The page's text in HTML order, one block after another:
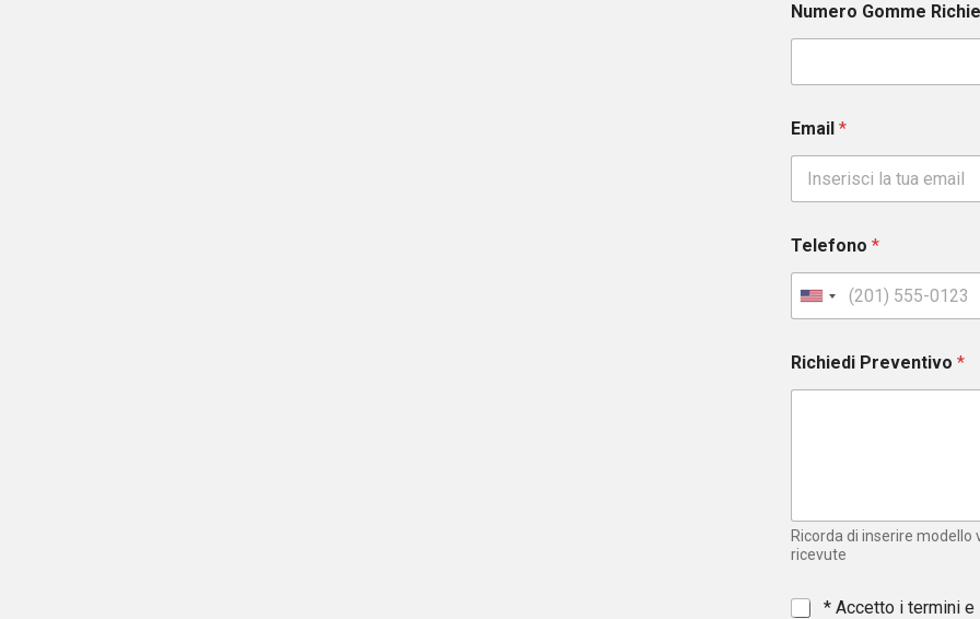
Numero Gomme
Email*
Telefono*
U
n
t
e
e
s
Richiedi Preventivo*
Ricorda di inserire
ricevute
* * Accetto i termini